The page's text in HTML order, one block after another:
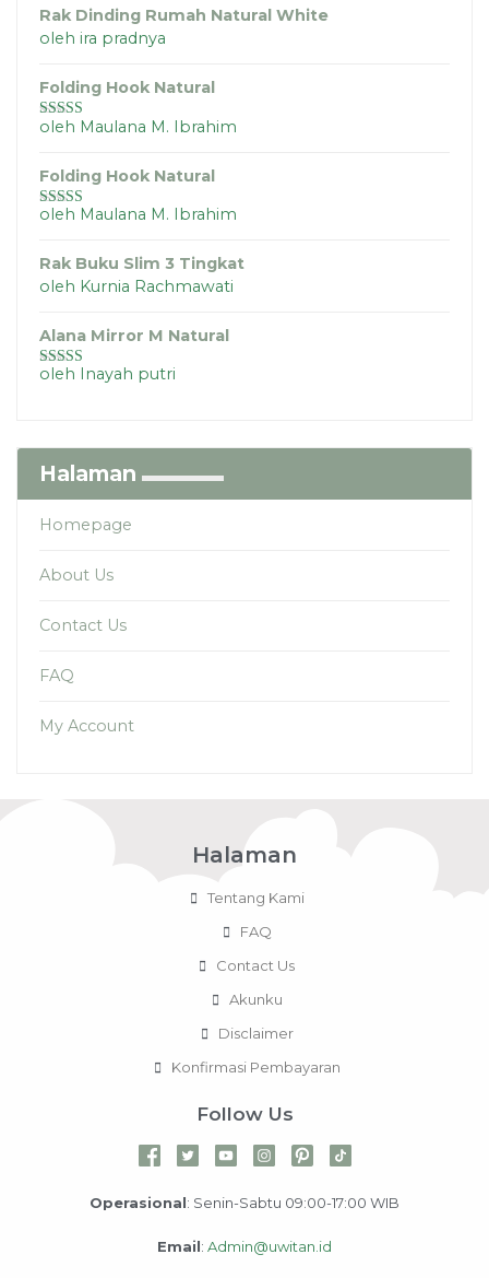
Rak Dinding Rumah Natural White
oleh ira pradnya
Folding Hook Natural
Dinilai5dari
oleh Maulana M. Ibrahim
Folding Hook Natural
Dinilai4
oleh Maulana M. Ibrahim
Rak Buku Slim 3 Tingkat
oleh Kurnia Rachmawati
Alana Mirror M Natural
Dinilai 5dari
oleh Inayah putri
Halaman
Homepage
About Us
Contact Us
FAQ
My Account
Halaman
Tentang Kami
FAQ
Contact Us
Akunku
Disclaimer
Konfirmasi Pembayaran
Follow Us
Operasional: Senin-Sabtu 09:00-17:00 WIB
Email: Admin@uwitan.id